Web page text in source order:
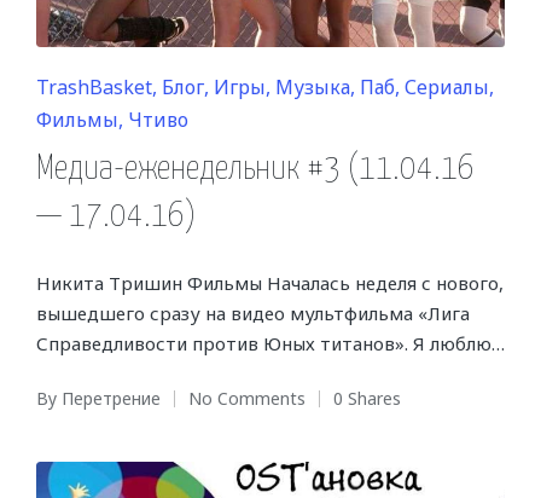
Posted
in
TrashBasket Блог Игры Музыка Паб Сериалы
Фильмы Чтиво
Медиа-еженедельник #3 (11.04.16
— 17.04.16)
Никита Тришин Фильмы Началась неделя с нового,
вышедшего сразу на видео мультфильма «Лига
Справедливости против Юных титанов». Я люблю…
Posted
By Перетрение No Comments 0 Shares